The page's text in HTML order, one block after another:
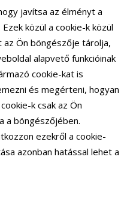
javítsa az élményt a
közül a cookie-k közül
Ön böngészője tárolja,
alapvető funkcióinak
cookie-kat is
és megérteni, hogyan
k csak az Ön
a böngészőjében.
ezekről a cookie-
azonban hatással lehet a